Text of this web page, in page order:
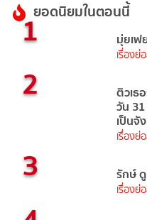
ยอดนิยมในตอนนี้
1 มุ่ยเฟ
เรื่องย่
2 ติวเธ
วัน
เป็นจั
เรื่องย่
3 รักษ์
เรื่องย่